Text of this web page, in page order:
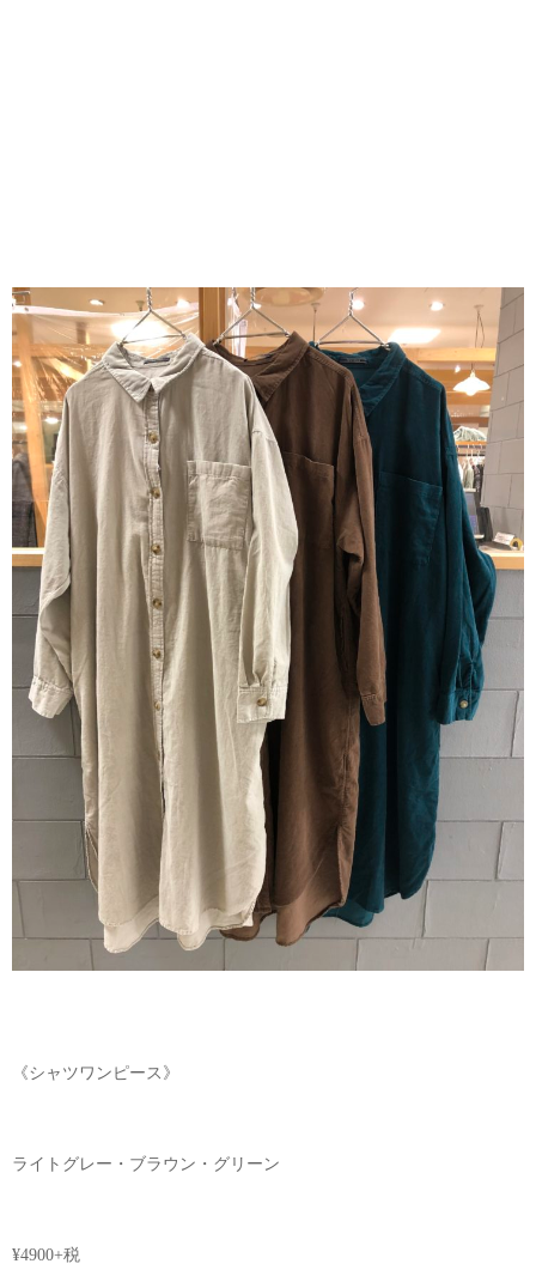
《シャツワンピース》
ライトグレー・ブラウン・グリーン
¥4900+税